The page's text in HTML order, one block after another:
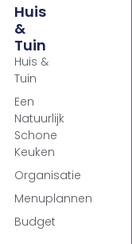
Huis
&
Tuin
Huis &
Tuin
Een
Natuurlijk
Schone
Keuken
Organisatie
Menuplannen
Budget